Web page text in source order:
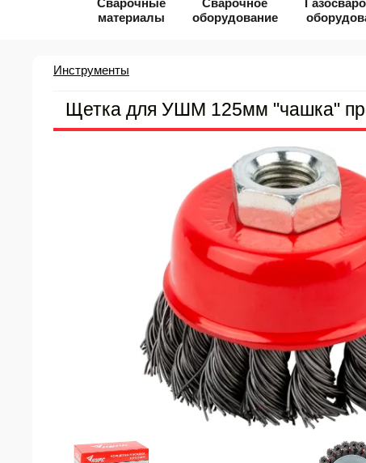
Сварочные
материалы
Сварочное
оборудование
Инструменты
Щетка для УШМ 125мм "чашка"